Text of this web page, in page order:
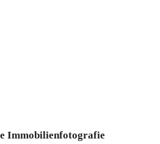
Immobilienfotografie